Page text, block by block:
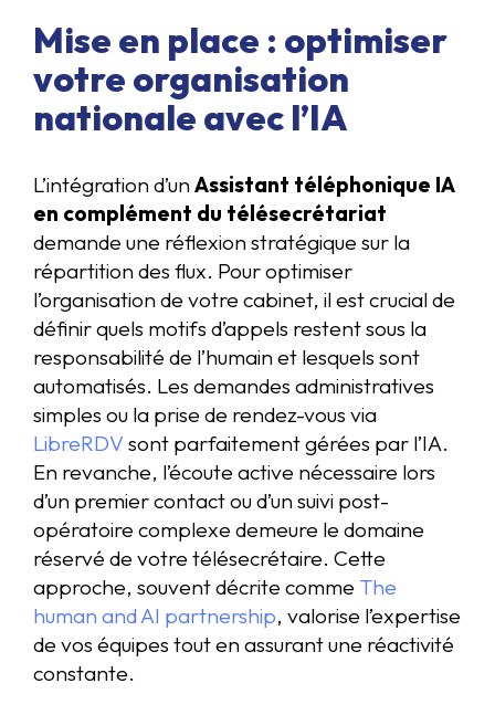
Mise en place : optimiser
votre organisation
nationale avec l’IA
L’intégration d’unAssistant téléphonique IA
en complément du télésecrétariat
demande une réflexion stratégique sur la
répartition des flux. Pour optimiser
l’organisation de votre cabinet, il est crucial de
définir quels motifs d’appels restent sous la
responsabilité de l’humain et lesquels sont
automatisés. Les demandes administratives
simples ou la prise de rendez-vous via
LibreRDV sont parfaitement gérées par l’IA.
En revanche, l’écoute active nécessaire lors
d’un premier contact ou d’un suivi post-
opératoire complexe demeure le domaine
réservé de votre télésecrétaire. Cette
approche, souvent décrite comme The
human and AI partnership, valorise l’expertise
de vos équipes tout en assurant une réactivité
constante.